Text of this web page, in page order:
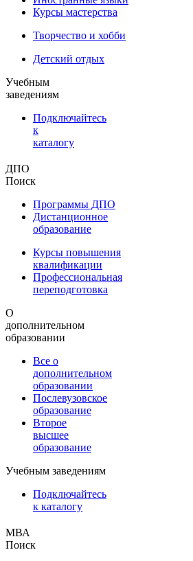
Курсы мастерства
Творчество и хобби
Детский отдых
Учебным
заведениям
Подключайтесь
к
каталогу
ДПО
Поиск
Программы ДПО
Дистанционное
образование
Курсы повышения
квалификации
Профессиональная
переподготовка
О
дополнительном
образовании
Все о
дополнительном
образовании
Послевузовское
образование
Второе
высшее
образование
Учебным заведениям
Подключайтесь
к каталогу
МВА
Поиск